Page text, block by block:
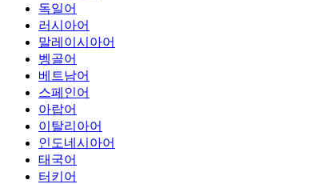
독일어
러시아어
말레이시아어
벵골어
베트남어
스페인어
아랍어
이탈리아어
인도네시아어
태국어
터키어